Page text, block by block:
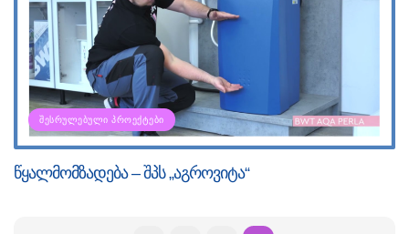
ᲨᲔᲡᲠᲣᲚᲔᲑᲣᲚᲘ ᲞᲠᲝᲔᲥᲢᲔᲑᲘ
წყალმომზადება – შპს „აგროვიტა“